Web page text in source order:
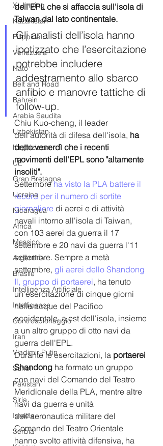
Xi Jinping
Kazakistan
Filippine
Venezuela
Nato
Belt and Road
Bahrein
Arabia Saudita
Uzbekistan
Kirghizistan
UE
Gran Bretagna
Ucraina
Nicaragua
Africa
Messico
Argentina
Brasile
Intelligenza Artificiale
Intelligence
Controspionaggio
Iran
Vladimir Putin
Sahel
Pakistan
Siria
Israele
Serbia
dell'EPL che si affaccia sull'isola di
Taiwan dal lato continentale.
Gli analisti dell’isola hanno
ipotizzato che l’esercitazione
potrebbe includere
addestramento allo sbarco
anfibio e manovre tattiche di
follow-up.
Chiu Kuo-cheng, il leader
dell'autorità di difesa dell'isola, ha
detto venerdì che i recenti
movimenti dell'EPL sono "altamente
insoliti".
Settembre ha visto la PLA battere il
record per il numero di sortite
giornaliere di aerei e di attività
navali intorno all'isola di Taiwan,
con 103 aerei da guerra il 17
settembre e 20 navi da guerra l'11
settembre. Sempre a metà
settembre, gli aerei dello Shandong
Il, gruppo di portaerei, ha tenuto
un'esercitazione di cinque giorni
nelle acque del Pacifico
occidentale, a est dell'isola, insieme
a un altro gruppo di otto navi da
guerra dell'EPL.
Durante le esercitazioni, la portaerei
Shandong ha formato un gruppo
con navi del Comando del Teatro
Meridionale della PLA, mentre altre
navi da guerra e unità
dell'aeronautica militare del
Comando del Teatro Orientale
hanno svolto attività difensiva, ha